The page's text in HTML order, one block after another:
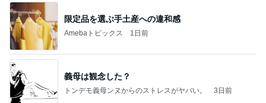
限定品を選ぶ手土産への違和感
Amebaトピックス 1日前
義母は観念した？
トンデモ義母ンヌからのストレスがヤバい。 3日前